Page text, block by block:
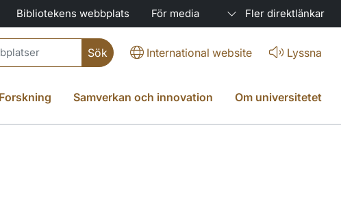
Bibliotekens webbplats För media Fler direktlänkar
International website Lyssna
Forskning Samverkan och innovation Om universitetet